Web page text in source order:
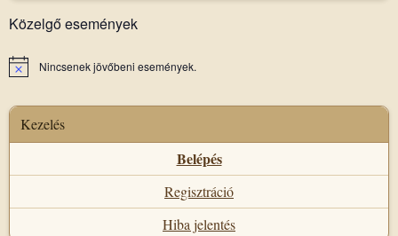
Közelgő események
Notice Nincsenek jövőbeni események.
Kezelés
Belépés
Regisztráció
Hiba jelentés